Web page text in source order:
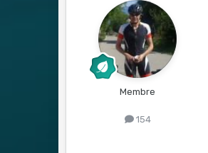
Membre
154